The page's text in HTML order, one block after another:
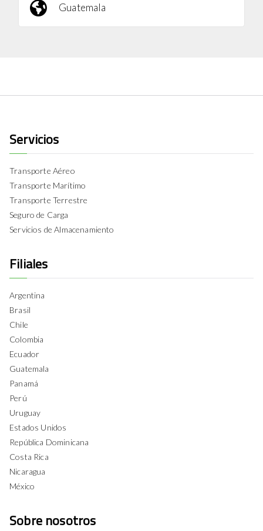
Guatemala
Servicios
Transporte Aéreo
Transporte Marítimo
Transporte Terrestre
Seguro de Carga
Servicios de Almacenamiento
Filiales
Argentina
Brasil
Chile
Colombia
Ecuador
Guatemala
Panamá
Perú
Uruguay
Estados Unidos
República Dominicana
Costa Rica
Nicaragua
México
Sobre nosotros